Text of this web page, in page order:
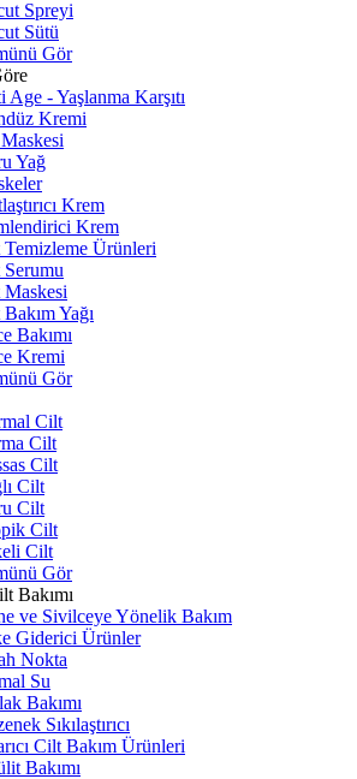
Spreyi
Sütü
Gör
Age - Yaşlanma Karşıtı
Kremi
Yağ
Krem
Krem
Ürünleri
Yağı
Bakımı
Kremi
Gör
Cilt
Cilt
Cilt
Cilt
Cilt
Cilt
Cilt
Gör
Bakımı
ve Sivilceye Yönelik Bakım
Giderici Ürünler
Nokta
Su
Bakımı
Sıkılaştırıcı
Cilt Bakım Ürünleri
Bakımı